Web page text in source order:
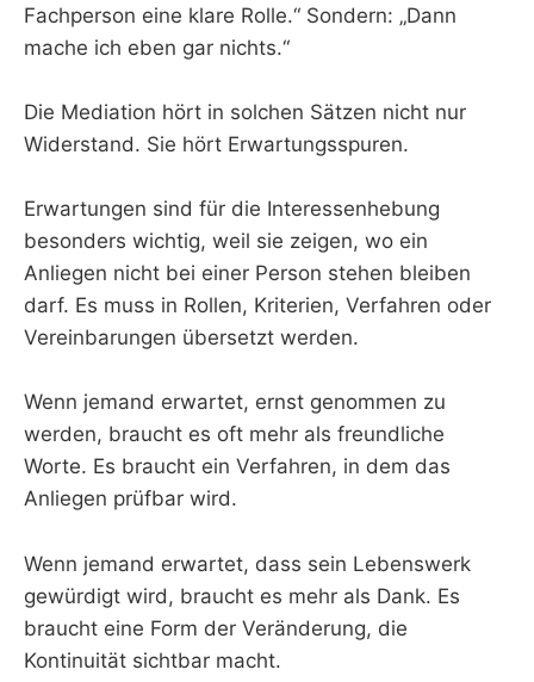
Fachperson eine klare Rolle.“ Sondern: „Dann
mache ich eben gar nichts.“
Die Mediation hört in solchen Sätzen nicht nur
Widerstand. Sie hört Erwartungsspuren.
Erwartungen sind für die Interessenhebung
besonders wichtig, weil sie zeigen, wo ein
Anliegen nicht bei einer Person stehen bleiben
darf. Es muss in Rollen, Kriterien, Verfahren oder
Vereinbarungen übersetzt werden.
Wenn jemand erwartet, ernst genommen zu
werden, braucht es oft mehr als freundliche
Worte. Es braucht ein Verfahren, in dem das
Anliegen prüfbar wird.
Wenn jemand erwartet, dass sein Lebenswerk
gewürdigt wird, braucht es mehr als Dank. Es
braucht eine Form der Veränderung, die
Kontinuität sichtbar macht.